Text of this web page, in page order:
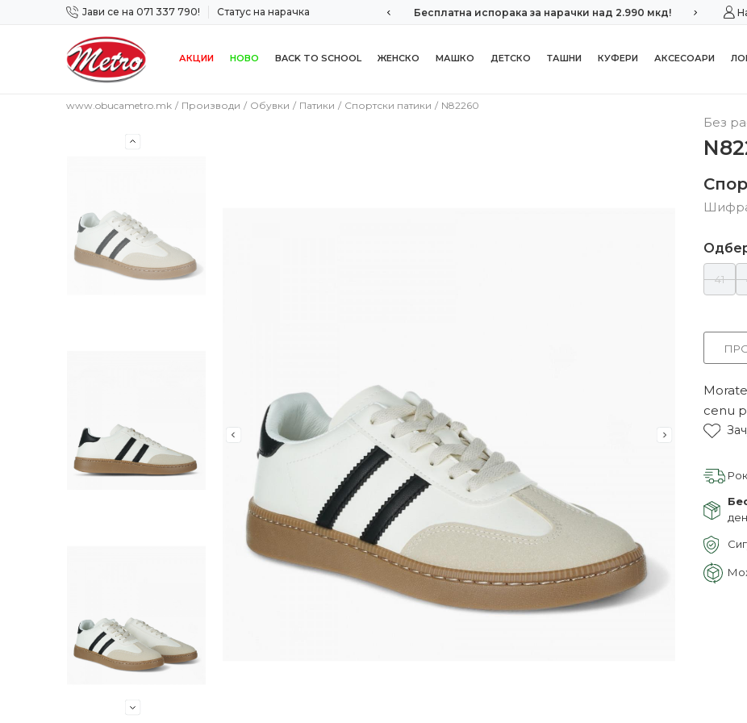
Јави се на 071 337 790! Статус на нарачка
Сигурно плаќање со платежна картичка! Бесплатна испорака за нарачки над 2.990 мкд!
АКЦИИ НОВО BACK TO SCHOOL ЖЕНСКО МАШКО ДЕТСКО ТАШНИ КУФЕРИ АКСЕСОАРИ
www.obucametro.mk Производи Обувки Патики Спортски патики N82260
Без
41
cenu